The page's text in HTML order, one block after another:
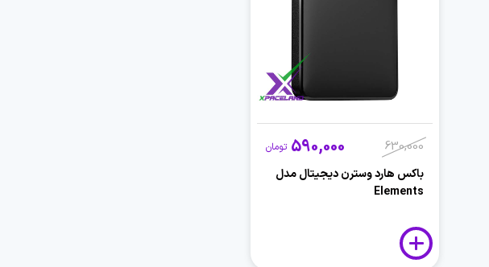
630,000
590,000 تومان
باکس هارد وسترن دیجیتال مدل
Elements